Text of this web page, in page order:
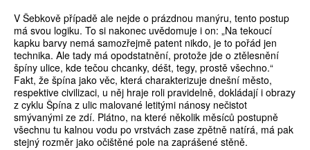
V Šebkově případě ale nejde o prázdnou manýru, tento postup
má svou logiku. To si nakonec uvědomuje i on: „Na tekoucí
kapku barvy nemá samozřejmě patent nikdo, je to pořád jen
technika. Ale tady má opodstatnění, protože jde o ztělesnění
špíny ulice, kde tečou chcanky, déšt, tegy, prostě všechno.“
Fakt, že špína jako věc, která charakterizuje dnešní město,
respektive civilizaci, u něj hraje roli pravidelně, dokládají i obrazy
z cyklu Špína z ulic malované letitými nánosy nečistot
smývanými ze zdí. Plátno, na které několik měsíců postupně
všechnu tu kalnou vodu po vrstvách zase zpětně natírá, má pak
stejný rozměr jako očištěné pole na zaprášené stěně.